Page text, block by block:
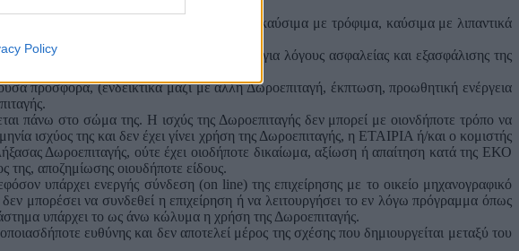
Policy
από τις ως άνω διακριτές κατηγορίες (λχ καύσιμα με τρόφιμα, καύσιμα με λιπαντικά
εν λόγω αγορών.
και κωδικοποίηση με ΒΑRCODE για λόγους ασφαλείας και εξασφάλισης της
προσφορά, (ενδεικτικά μαζί με άλλη Δωροεπιταγή, έκπτωση, προωθητική ενέργεια
πάνω στο σώμα της. Η ισχύς της Δωροεπιταγής δεν μπορεί με οιονδήποτε τρόπο να
ισχύος της και δεν έχει γίνει χρήση της Δωροεπιταγής, η ΕΤΑΙΡΙΑ ή/και ο κομιστής
Δωροεπιταγής, ούτε έχει οιοδήποτε δικαίωμα, αξίωση ή απαίτηση κατά της ΕΚΟ
της, αποζημίωσης οιουδήποτε είδους.
υπάρχει ενεργής σύνδεση (οn line) της επιχείρησης με το οικείο μηχανογραφικό
μπορέσει να συνδεθεί η επιχείρηση ή να λειτουργήσει το εν λόγω πρόγραμμα όπως
υπάρχει το ως άνω κώλυμα η χρήση της Δωροεπιταγής.
ευθύνης και δεν αποτελεί μέρος της σχέσης που δημιουργείται μεταξύ του